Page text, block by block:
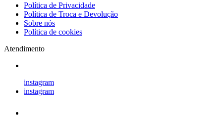
Política de Privacidade
Política de Troca e Devolução
Sobre nós
Política de cookies
Atendimento
instagram
instagram